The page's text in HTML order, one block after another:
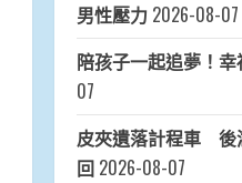
男性壓力 2026-08-07
陪孩子一起追夢！
07
皮夾遺落計程車 後
回 2026-08-07